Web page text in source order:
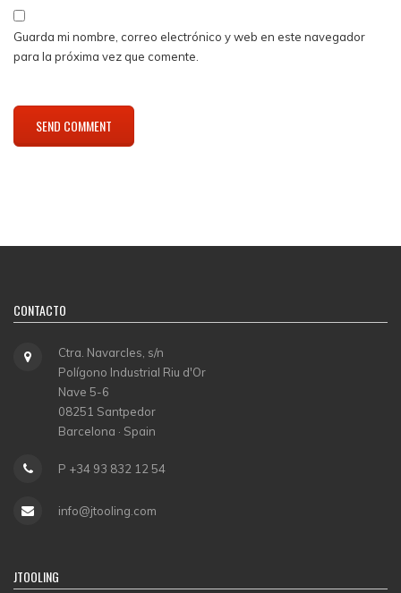
Guarda mi nombre, correo electrónico y web en este navegador
para la próxima vez que comente.
CONTACTO
Ctra. Navarcles, s/n
Polígono Industrial Riu d'Or
Nave 5-6
08251 Santpedor
Barcelona · Spain
P +34 93 832 12 54
info@jtooling.com
JTOOLING